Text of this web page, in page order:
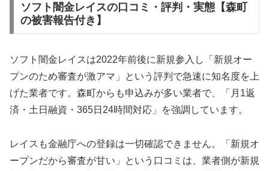
ソフト闇金レイスの口コミ・評判・実態【森町
の被害報告付き】
ソフト闇金レイスは2022年前後に新規参入し「新規オー
プンのため審査が激アマ」という評判で急速に知名度を上
げた業者です。森町からも申込みが多い業者で、「月1返
済・土日融資・365日24時間対応」を強調しています。
レイスも金融庁への登録は一切確認できません。「新規オ
ープンだから審査が甘い」という口コミは、業者側が新規